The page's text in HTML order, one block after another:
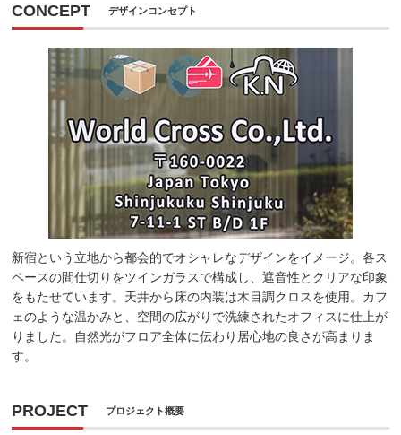
CONCEPT デザインコンセプト
新宿という立地から都会的でオシャレなデザインをイメージ。各ス
ペースの間仕切りをツインガラスで構成し、遮音性とクリアな印象
をもたせています。天井から床の内装は木目調クロスを使用。カフ
ェのような温かみと、空間の広がりで洗練されたオフィスに仕上が
りました。自然光がフロア全体に伝わり居心地の良さが高まりま
す。
PROJECT プロジェクト概要